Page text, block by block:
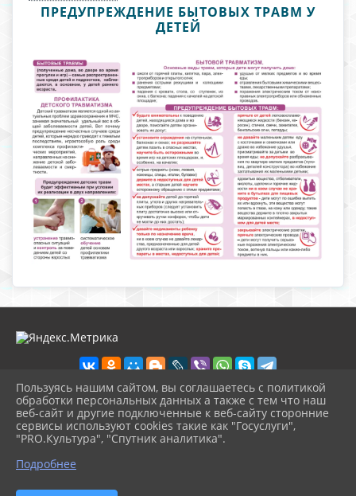
ПРЕДУПРЕЖДЕНИЕ БЫТОВЫХ ТРАВМ У
ДЕТЕЙ
2026 г. nolinsk-museum.ru
Вход
Карта сайта
Политика обработки персональных данных
Сделано на KubCMS
Пользуясь нашим сайтом, вы соглашаетесь с политикой
обработки персональных данных а также с тем что наш
веб-сайт и другие подключенные к веб-сайту сторонние
сервисы используют cookies такие как "Госуслуги",
"PRO.Культура", "Спутник аналитика".
Подробнее